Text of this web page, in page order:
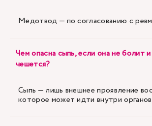
Медотвод — по согласованию с
Чем опасна сыпь, если она не болит
чешется?
Сыпь — лишь внешнее проявление
которое может идти внутри